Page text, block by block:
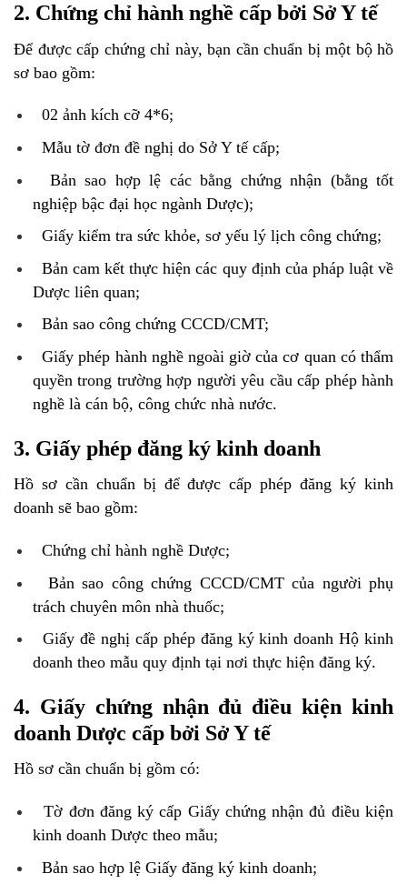
2. Chứng chỉ hành nghề cấp bởi Sở Y tế
Để được cấp chứng chỉ này, bạn cần chuẩn bị một bộ hồ
sơ bao gồm:
02 ảnh kích cỡ 4*6;
Mẫu tờ đơn đề nghị do Sở Y tế cấp;
Bản sao hợp lệ các bằng chứng nhận (bằng tốt
nghiệp bậc đại học ngành Dược);
Giấy kiểm tra sức khỏe, sơ yếu lý lịch công chứng;
Bản cam kết thực hiện các quy định của pháp luật về
Dược liên quan;
Bản sao công chứng CCCD/CMT;
Giấy phép hành nghề ngoài giờ của cơ quan có thẩm
quyền trong trường hợp người yêu cầu cấp phép hành
nghề là cán bộ, công chức nhà nước.
3. Giấy phép đăng ký kinh doanh
Hồ sơ cần chuẩn bị để được cấp phép đăng ký kinh
doanh sẽ bao gồm:
Chứng chỉ hành nghề Dược;
Bản sao công chứng CCCD/CMT của người phụ
trách chuyên môn nhà thuốc;
Giấy đề nghị cấp phép đăng ký kinh doanh Hộ kinh
doanh theo mẫu quy định tại nơi thực hiện đăng ký.
4. Giấy chứng nhận đủ điều kiện kinh
doanh Dược cấp bởi Sở Y tế
Hồ sơ cần chuẩn bị gồm có:
Tờ đơn đăng ký cấp Giấy chứng nhận đủ điều kiện
kinh doanh Dược theo mẫu;
Bản sao hợp lệ Giấy đăng ký kinh doanh;